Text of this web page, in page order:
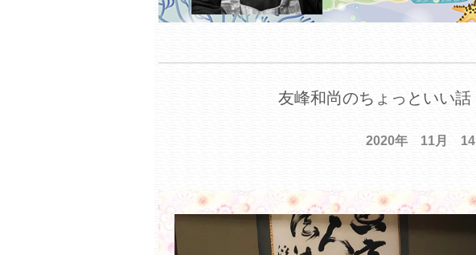
友峰和尚のちょっといい話
2020年 11月